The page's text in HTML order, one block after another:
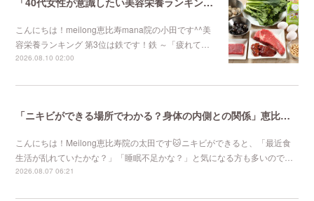
こんにちは！meilong恵比寿mana院の小田です^^美
容栄養ランキング 第3位は鉄です！鉄 ～「疲れて…
2026.08.10 02:00
「ニキビができる場所でわかる？身体の内側との関係」恵比寿で口コミNo 1美容鍼灸ならmeilong
こんにちは！Meilong恵比寿院の太田です🐱ニキビができると、「最近食
生活が乱れていたかな？」「睡眠不足かな？」と気になる方も多いので…
2026.08.07 06:21